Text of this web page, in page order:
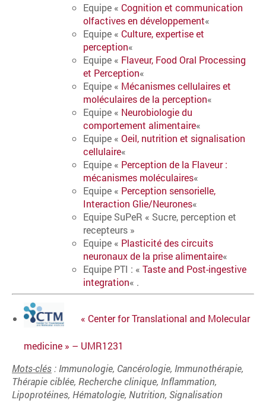
Equipe « Cognition et communication
olfactives en développement«
Equipe « Culture, expertise et
perception«
Equipe « Flaveur, Food Oral Processing
et Perception«
Equipe « Mécanismes cellulaires et
moléculaires de la perception«
Equipe « Neurobiologie du
comportement alimentaire«
Equipe « Oeil, nutrition et signalisation
cellulaire«
Equipe « Perception de la Flaveur :
mécanismes moléculaires«
Equipe « Perception sensorielle,
Interaction Glie/Neurones«
Equipe SuPeR « Sucre, perception et
recepteurs »
Equipe « Plasticité des circuits
neuronaux de la prise alimentaire«
Equipe PTI : « Taste and Post-ingestive
integration« .
« Center for Translational and Molecular
medicine » – UMR1231
Mots-clés : Immunologie, Cancérologie, Immunothérapie,
Thérapie ciblée, Recherche clinique, Inflammation,
Lipoprotéines, Hématologie, Nutrition, Signalisation